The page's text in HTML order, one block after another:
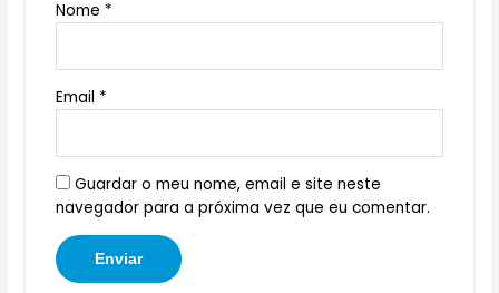
Nome *
Email *
Guardar o meu nome, email e site neste
navegador para a próxima vez que eu comentar.